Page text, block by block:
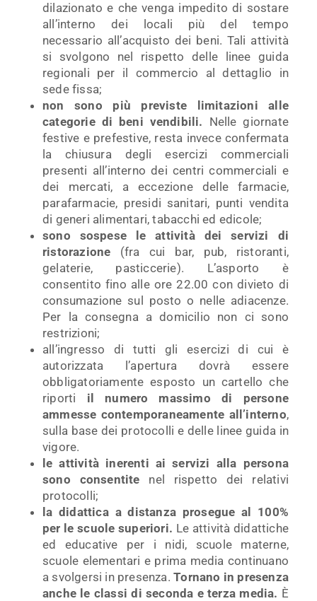
dilazionato e che venga impedito di sostare
all’interno dei locali più del tempo
necessario all’acquisto dei beni. Tali attività
si svolgono nel rispetto delle linee guida
regionali per il commercio al dettaglio in
sede fissa;
non sono più previste limitazioni alle
categorie di beni vendibili. Nelle giornate
festive e prefestive, resta invece confermata
la chiusura degli esercizi commerciali
presenti all’interno dei centri commerciali e
dei mercati, a eccezione delle farmacie,
parafarmacie, presidi sanitari, punti vendita
di generi alimentari, tabacchi ed edicole;
sono sospese le attività dei servizi di
ristorazione (fra cui bar, pub, ristoranti,
gelaterie, pasticcerie). L’asporto è
consentito fino alle ore 22.00 con divieto di
consumazione sul posto o nelle adiacenze.
Per la consegna a domicilio non ci sono
restrizioni;
all’ingresso di tutti gli esercizi di cui è
autorizzata l’apertura dovrà essere
obbligatoriamente esposto un cartello che
riporti il numero massimo di persone
ammesse contemporaneamente all’interno,
sulla base dei protocolli e delle linee guida in
vigore.
le attività inerenti ai servizi alla persona
sono consentite nel rispetto dei relativi
protocolli;
la didattica a distanza prosegue al 100%
per le scuole superiori. Le attività didattiche
ed educative per i nidi, scuole materne,
scuole elementari e prima media continuano
a svolgersi in presenza.Tornano in presenza
anche le classi di seconda e terza media. È